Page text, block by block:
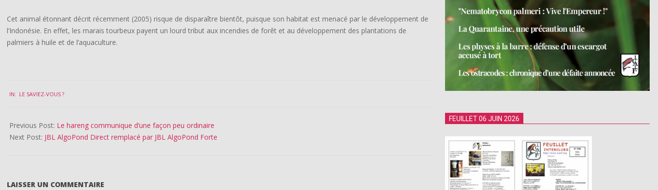
Cet animal étonnant décrit récemment (2005) risque de disparaître bientôt, puisque son habitat est menacé par le développement de
l’Indonésie. En effet, les marais tourbeux payent un lourd tribut aux incendies de forêt et au développement des plantations de
palmiers à huile et de l’aquaculture.
02-
IN: LE SAVIEZ-VOUS ?
Previous Post: Le hareng communique d’une façon peu ordinaire
Next Post: JBL AlgoPond Direct remplacé par JBL AlgoPond Forte
LAISSER UN COMMENTAIRE
FEUILLET 06 JUIN 2026